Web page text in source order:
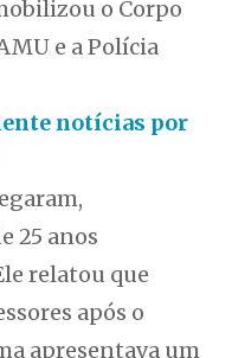
o Corpo
e a Polícia
notícias por
25 anos
relatou que
após o
apresentava um